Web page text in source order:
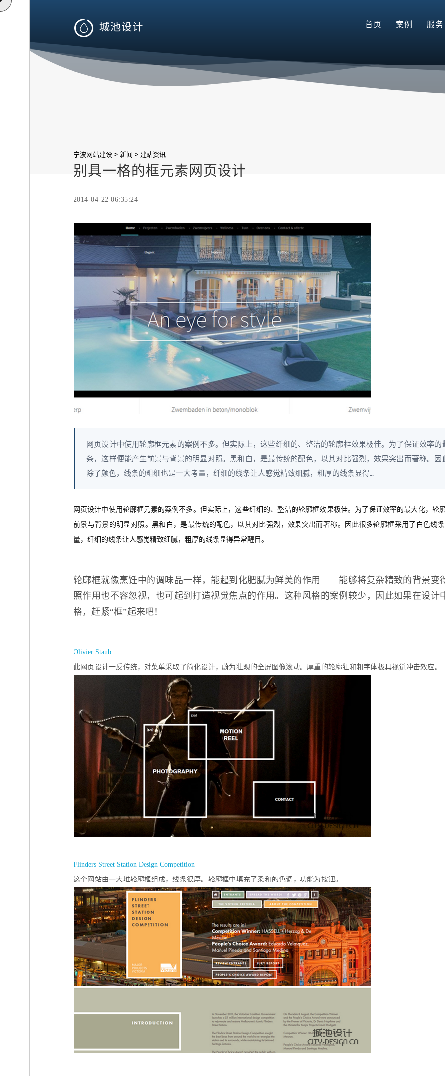
 首页 案例 服务
宁波网站建设> 新闻 > 建站资讯
别具一格的框元素网页设计
2014-04-22 06:35:24
网页设计中使用轮廓框元素的案例不多。但实际上，这些纤细的、整洁的轮廓框效果极佳。为了保证效率
条，这样便能产生前景与背景的明显对照。黑和白，是最传统的配色，以其对比强烈，效果突出而著称。
除了颜色，线条的粗细也是一大考量，纤细的线条让人感觉精致细腻，粗厚的线条显得...
网页设计中使用轮廓框元素的案例不多。但实际上，这些纤细的、整洁的轮廓框效果极佳。为了保证效率的最大化，轮
前景与背景的明显对照。黑和白，是最传统的配色，以其对比强烈，效果突出而著称。因此很多轮廓框采用了白色线
量，纤细的线条让人感觉精致细腻，粗厚的线条显得异常醒目。
轮廓框就像烹饪中的调味品一样，能起到化肥腻为鲜美的作用——能够将复杂精致的背景变
照作用也不容忽视，也可起到打造视觉焦点的作用。这种风格的案例较少，因此如果在设计
格，赶紧“框”起来吧！
Olivier Staub
此网页设计一反传统，对菜单采取了简化设计，蔚为壮观的全屏图像滚动。厚重的轮廓狂和粗字体极具视觉冲击效应。
Flinders Street Station Design Competition
这个网站由一大堆轮廓框组成，线条很厚。轮廓框中填充了柔和的色调，功能为按钮。